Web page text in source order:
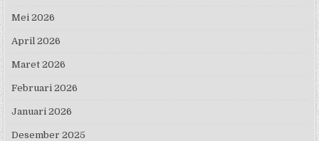
Mei 2026
April 2026
Maret 2026
Februari 2026
Januari 2026
Desember 2025